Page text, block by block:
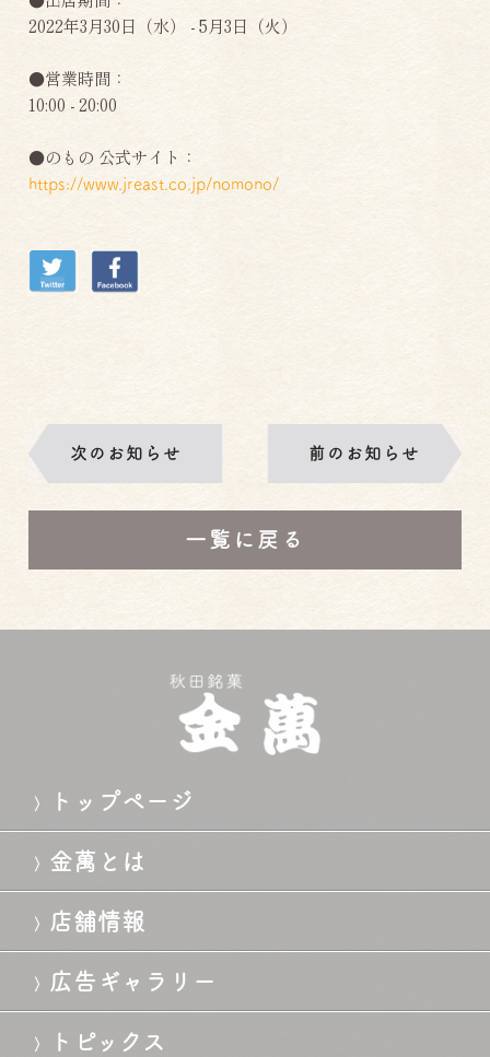
2022年3月30日（水） - 5月3日（火）
●営業時間：
10:00 - 20:00
●のもの 公式サイト：
https://www.jreast.co.jp/nomono/
投
稿
ナ
ゲ
ョ
次のお知らせ 前のお知らせ
一覧に戻る
トップページ
金萬とは
店舗情報
広告ギャラリー
トピックス